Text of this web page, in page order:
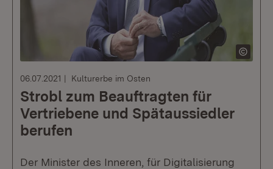
06.07.2021 Kulturerbe im Osten
Strobl zum Beauftragten für
Vertriebene und Spätaussiedler
berufen
Der Minister des Inneren, für Digitalisierung